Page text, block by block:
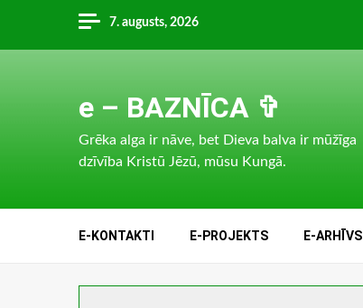
content
7. augusts, 2026
e – BAZNĪCA ✞
Grēka alga ir nāve, bet Dieva balva ir mūžīga
dzīvība Kristū Jēzū, mūsu Kungā.
E-KONTAKTI E-PROJEKTS E-ARHĪVS